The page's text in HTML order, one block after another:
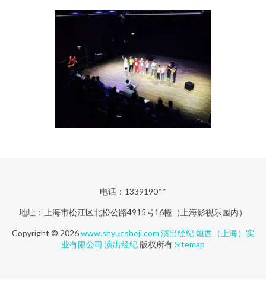
电话：1339190**
地址：上海市松江区北松公路4915号16幢（上海影视乐园内）
Copyright © 2026www.shyuesheji.com 演出经纪烜西（上海）实
业有限公司 演出经纪 版权所有Sitemap